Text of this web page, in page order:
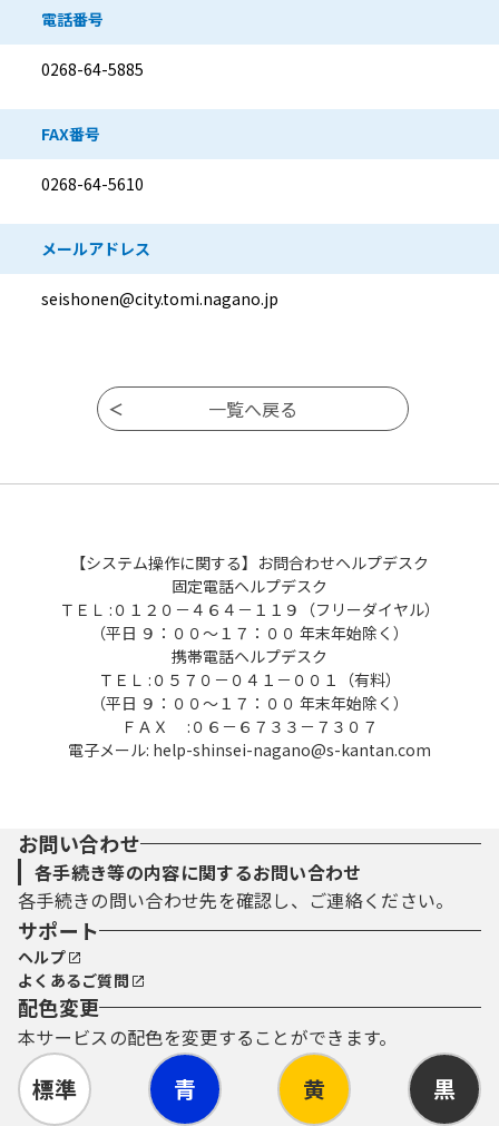
電話番号
0268-64-5885
FAX番号
0268-64-5610
メールアドレス
seishonen@city.tomi.nagano.jp
【システム操作に関する】お問合わせヘルプデスク
固定電話ヘルプデスク
ＴＥＬ :０１２０－４６４－１１９（フリーダイヤル）
（平日 ９：００～１７：００ 年末年始除く）
携帯電話ヘルプデスク
ＴＥＬ :０５７０－０４１－００１（有料）
（平日 ９：００～１７：００ 年末年始除く）
ＦＡＸ :０６－６７３３－７３０７
電子メール: help-shinsei-nagano@s-kantan.com
お問い合わせ
各手続き等の内容に関するお問い合わせ
各手続きの問い合わせ先を確認し、ご連絡ください。
サポート
ヘルプ
よくあるご質問
配色変更
本サービスの配色を変更することができます。
標準 青 黄 黒